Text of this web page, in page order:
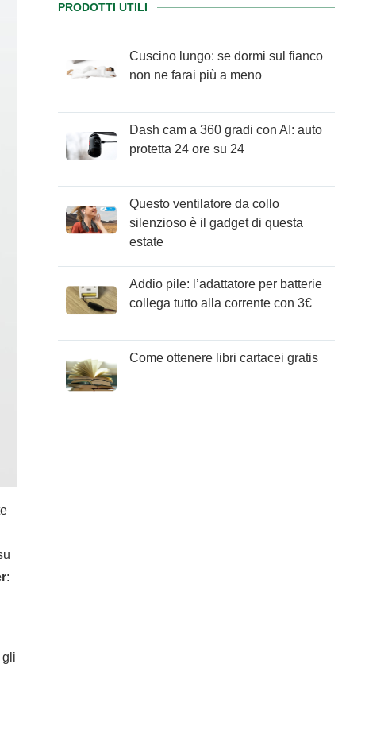
:
gli
PRODOTTI UTILI
Cuscino lungo: se dormi sul fianco
non ne farai più a meno
Dash cam a 360 gradi con AI: auto
protetta 24 ore su 24
Questo ventilatore da collo
silenzioso è il gadget di questa
estate
Addio pile: l’adattatore per batterie
collega tutto alla corrente con 3€
Come ottenere libri cartacei gratis